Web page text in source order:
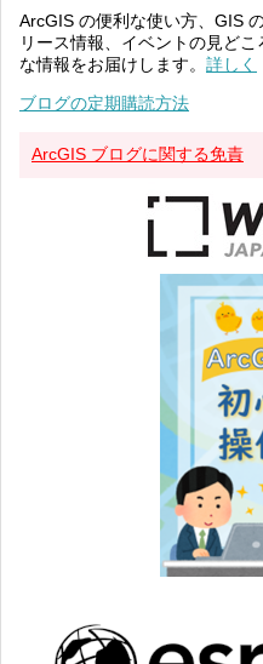
ArcGIS の便利な使い方、GIS
リース情報、イベントの見ど
な情報をお届けします。 詳しく
ブログの定期購読方法
ArcGIS ブログに関する免責